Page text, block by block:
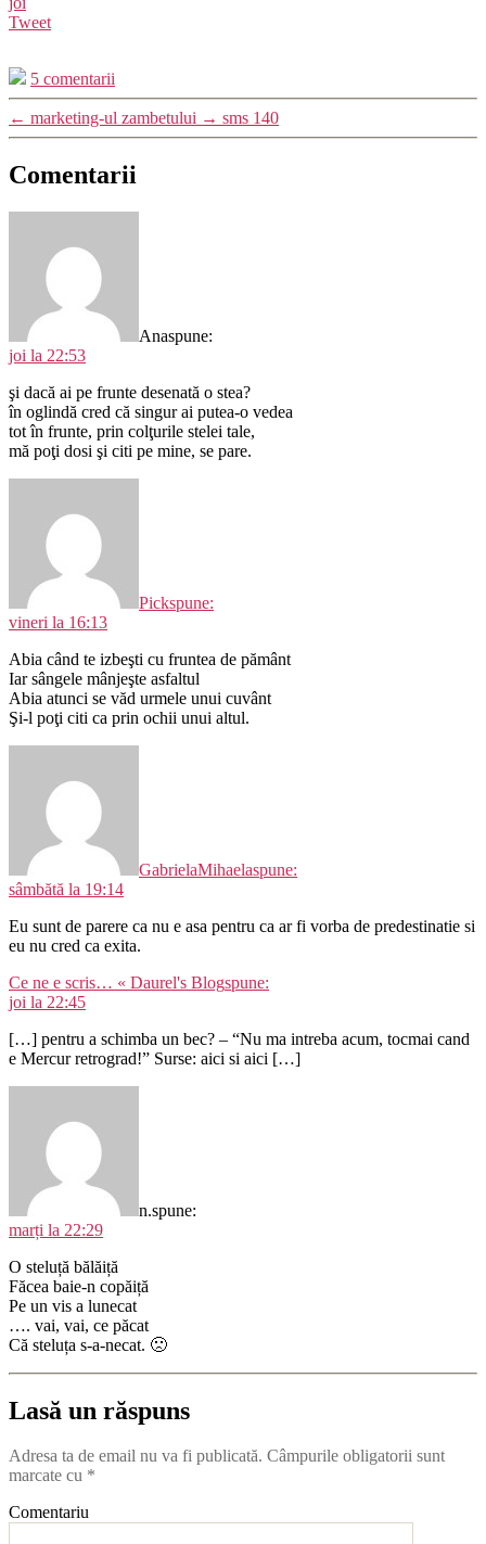
Tweet
5 comentarii
← marketing-ul zambetului → sms 140
Comentarii
Anaspune:
joi la 22:53
şi dacă ai pe frunte desenată o stea?
în oglindă cred că singur ai putea-o vedea
tot în frunte, prin colţurile stelei tale,
mă poţi dosi şi citi pe mine, se pare.
Pickspune:
vineri la 16:13
Abia când te izbeşti cu fruntea de pământ
Iar sângele mânjeşte asfaltul
Abia atunci se văd urmele unui cuvânt
Şi-l poţi citi ca prin ochii unui altul.
GabrielaMihaelaspune:
sâmbătă la 19:14
Eu sunt de parere ca nu e asa pentru ca ar fi vorba de predestinatie si
eu nu cred ca exita.
Ce ne e scris… « Daurel's Blogspune:
joi la 22:45
[…] pentru a schimba un bec? – “Nu ma intreba acum, tocmai cand
e Mercur retrograd!” Surse: aici si aici […]
n.spune:
marți la 22:29
O steluță bălăiță
Făcea baie-n copăiță
Pe un vis a lunecat
…. vai, vai, ce păcat
Că steluța s-a-necat. 🙁
Lasă un răspuns
Adresa ta de email nu va fi publicată. Câmpurile obligatorii sunt
marcate cu *
Comentariu